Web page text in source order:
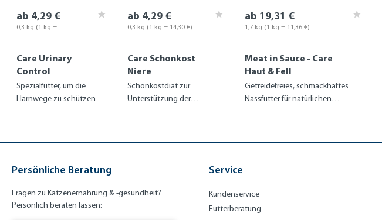
Care Urinary
Control
Spezialfutter, um die
Harnwege zu schützen
ab 4,29 €
0,3 kg (1 kg =
Care Schonkost
Niere
Schonkostdiät zur
Unterstützung der
ab 4,29 €
0,3 kg (1 kg = 14,30 €)
Meat in Sauce - Care
Haut & Fell
Getreidefreies, schmackhaftes
Nassfutter für natürlichen
ab 19,31 €
1,7 kg (1 kg = 11,36 €)
Persönliche Beratung
Fragen zu Katzenernährung & -gesundheit?
Persönlich beraten lassen:
Service
Kundenservice
Futterberatung